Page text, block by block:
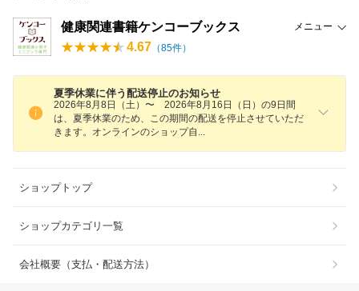
健康関連書籍ケンコーブックス メニュー
4.67 （85件）
夏季休業に伴う配送停止のお知らせ
2026年8月8日（土）〜 2026年8月16日（日）の9日間
は、夏季休業のため、この期間の配送を停止させていただ
きます。オンラインのショップ自
ショップトップ
ショップカテゴリ一覧
会社概要（支払・配送方法）